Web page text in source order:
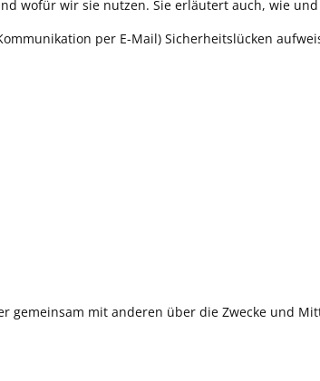
wofür wir sie nutzen. Sie erläutert auch, wie
per E-Mail) Sicherheitslücken
mit anderen über die Zwecke und